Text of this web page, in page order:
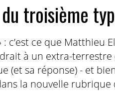
troisième
: c’est ce que
à un extra-
(et sa réponse) - et
la nouvelle rubrique